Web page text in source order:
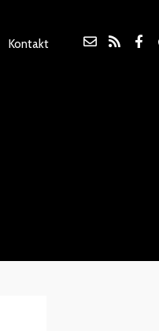
Kontakt